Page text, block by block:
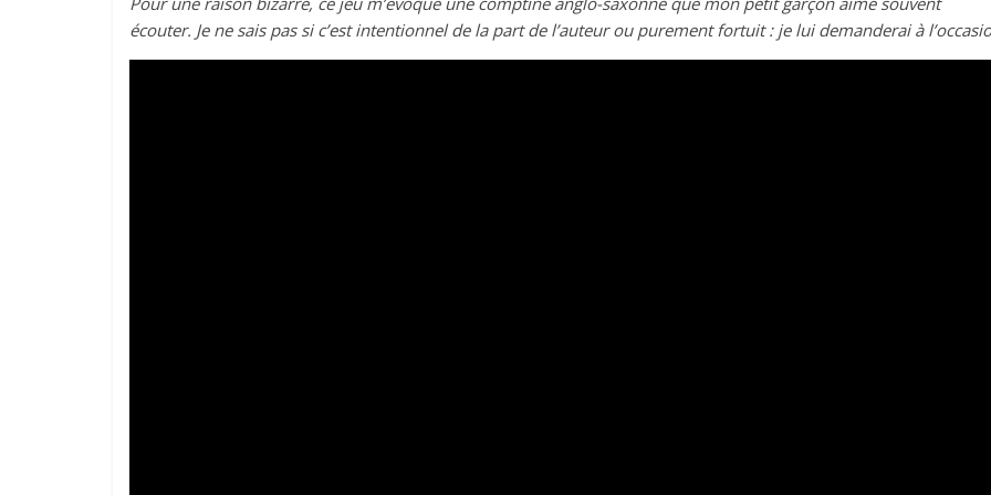
écouter. Je ne sais pas si c’est intentionnel de la part de l’auteur ou purement fortuit : je lui demanderai à